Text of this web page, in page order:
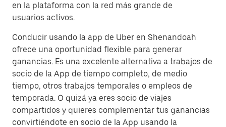
en la plataforma con la red más grande de
usuarios activos.
Conducir usando la app de Uber en Shenandoah
ofrece una oportunidad flexible para generar
ganancias. Es una excelente alternativa a trabajos de
socio de la App de tiempo completo, de medio
tiempo, otros trabajos temporales o empleos de
temporada. O quizá ya eres socio de viajes
compartidos y quieres complementar tus ganancias
convirtiéndote en socio de la App usando la